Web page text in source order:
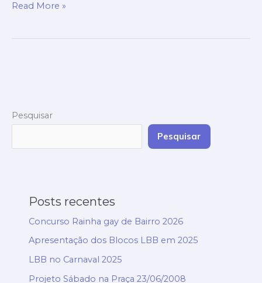
Read More »
Pesquisar
Pesquisar
Posts recentes
Concurso Rainha gay de Bairro 2026
Apresentação dos Blocos LBB em 2025
LBB no Carnaval 2025
Projeto Sábado na Praça 23/06/2008